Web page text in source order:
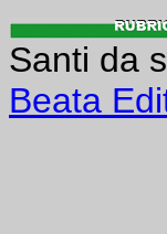
Santi da
Beata